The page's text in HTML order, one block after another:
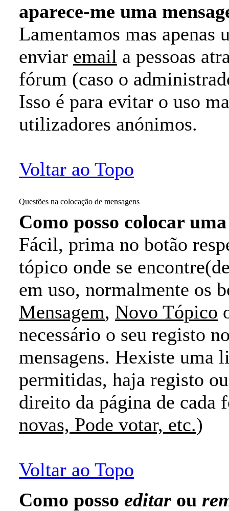
aparece-me uma
Lamentamos mas apenas
enviar email a pessoas
fórum (caso o
Isso é para evitar o uso
utilizadores anónimos.
Voltar ao Topo
Questões na colocação de mensagens
Como posso colocar
Fácil, prima no botão
tópico onde se
em uso, normalmente os
Mensagem, Novo Tópico
necessário o seu registo
mensagens. Hexiste uma
permitidas, haja registo
direito da página de cada
novas, Pode votar, etc.)
Voltar ao Topo
Como posso editar ou